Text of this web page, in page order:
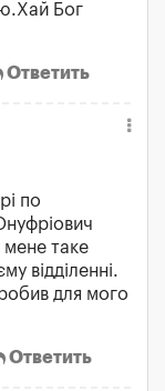
Бог
Ответить
по
мене таке
відділенні.
для мого
Ответить